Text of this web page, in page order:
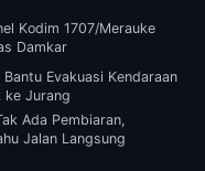
Kodim 1707/Merauke
Damkar
Evakuasi Kendaraan
ke Jurang
Ada Pembiaran,
Jalan Langsung